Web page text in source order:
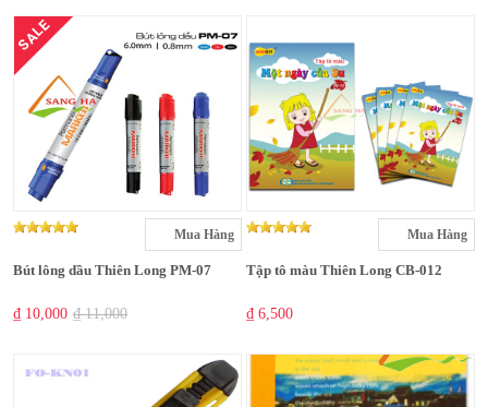
SALE
Mua Hàng
Bút lông dầu Thiên Long PM-07
₫ 10,000 ₫ 11,000
Mua Hàng
Tập tô màu Thiên Long CB-012
₫ 6,500